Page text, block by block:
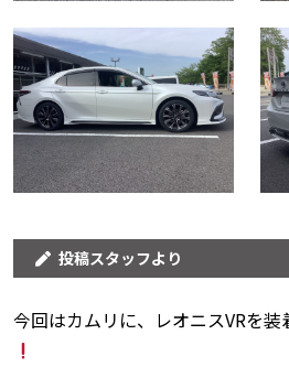
投稿スタッフより
今回はカムリに、レオニスVRを